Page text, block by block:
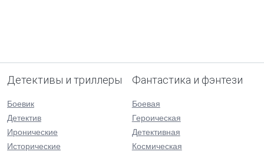
Детективы и триллеры
Боевик
Детектив
Иронические
Исторические
Фантастика и фэнтези
Боевая
Героическая
Детективная
Космическая